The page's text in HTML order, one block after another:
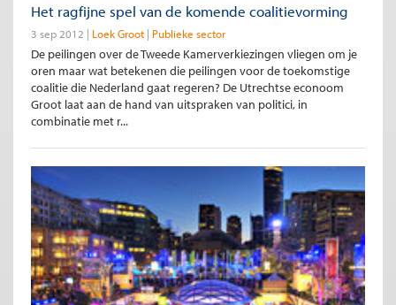
Het ragfijne spel van de komende coalitievorming
3 sep 2012 Loek Groot Publieke sector
De peilingen over de Tweede Kamerverkiezingen vliegen om je
oren maar wat betekenen die peilingen voor de toekomstige
coalitie die Nederland gaat regeren? De Utrechtse econoom
Groot laat aan de hand van uitspraken van politici, in
combinatie met r...